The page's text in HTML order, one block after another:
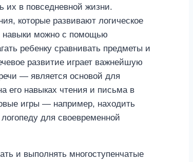
их в повседневной жизни.
которые развивают логическое
навыки можно с помощью
ребенку сравнивать предметы и
развитие играет важнейшую
— является основой для
его навыках чтения и письма в
игры — например, находить
для своевременной
и выполнять многоступенчатые